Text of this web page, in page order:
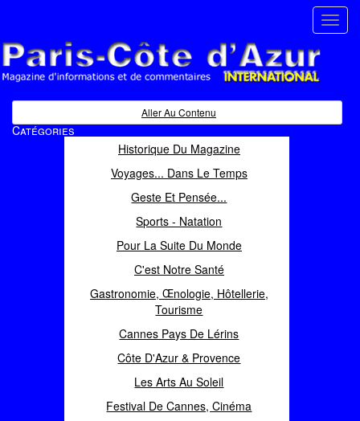
Magazine d'informations et de commentaires
Aller Au Contenu
Catégories
Historique Du Magazine
Voyages... Dans Le Temps
Geste Et Pensée...
Sports - Natation
Pour La Suite Du Monde
C'est Notre Santé
Gastronomie, Œnologie, Hôtellerie,
Tourisme
Cannes Pays De Lérins
Côte D'Azur & Provence
Les Arts Au Soleil
Festival De Cannes, Cinéma